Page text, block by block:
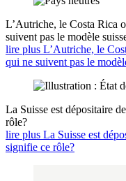
L’Autriche, le Costa Rica
suivent pas le modèle
lire plus L’Autriche, le
qui ne suivent pas le
La Suisse est dépositaire
rôle?
lire plus La Suisse est
signifie ce rôle?